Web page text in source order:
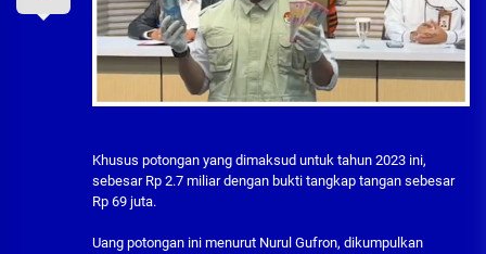
Khusus potongan yang dimaksud untuk tahun 2023 ini,
sebesar Rp 2.7 miliar dengan bukti tangkap tangan sebesar
Rp 69 juta.
Uang potongan ini menurut Nurul Gufron, dikumpulkan